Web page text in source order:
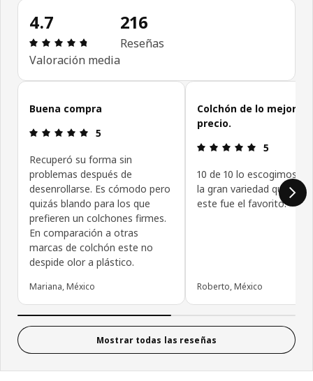
4.7
Revisión: 4.7 fuera de 5 estrellas. Revisiones
Valoración media
216
Reseñas
Omitir reseñas de clientes
Buena compra
Revisión: 5 fuera de 5 estrellas.
5
Recuperó su forma sin
problemas después de
desenrollarse. Es cómodo pero
quizás blando para los que
prefieren un colchones firmes.
En comparación a otras
marcas de colchón este no
despide olor a plástico.
Mariana, México
Colchón de lo mejor al
precio.
Revisión:
5
10 de 10 lo escogimos
la gran variedad que
este fue el favorito.
Roberto, México
Mostrar todas las reseñas